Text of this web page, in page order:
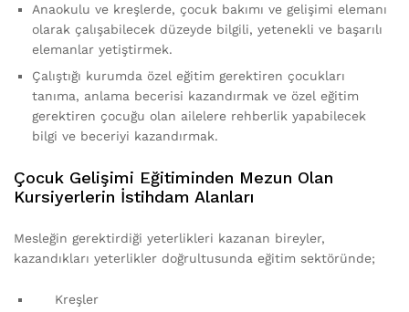
Anaokulu ve kreşlerde, çocuk bakımı ve gelişimi elemanı
olarak çalışabilecek düzeyde bilgili, yetenekli ve başarılı
elemanlar yetiştirmek.
Çalıştığı kurumda özel eğitim gerektiren çocukları
tanıma, anlama becerisi kazandırmak ve özel eğitim
gerektiren çocuğu olan ailelere rehberlik yapabilecek
bilgi ve beceriyi kazandırmak.
Çocuk Gelişimi Eğitiminden Mezun Olan
Kursiyerlerin İstihdam Alanları
Mesleğin gerektirdiği yeterlikleri kazanan bireyler,
kazandıkları yeterlikler doğrultusunda eğitim sektöründe;
Kreşler